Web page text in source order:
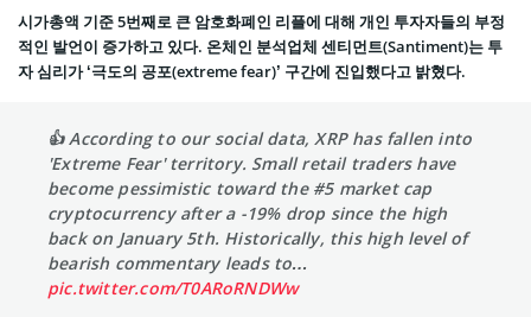
시가총액 기준 5번째로 큰 암호화폐인 리플에 대해 개인 투자자들의 부정
적인 발언이 증가하고 있다. 온체인 분석업체 센티먼트(Santiment)는 투
자 심리가 ‘극도의 공포(extreme fear)’ 구간에 진입했다고 밝혔다.
👍 According to our social data, XRP has fallen into
'Extreme Fear' territory. Small retail traders have
become pessimistic toward the #5 market cap
cryptocurrency after a -19% drop since the high
back on January 5th. Historically, this high level of
bearish commentary leads to…
pic.twitter.com/T0ARoRNDWw